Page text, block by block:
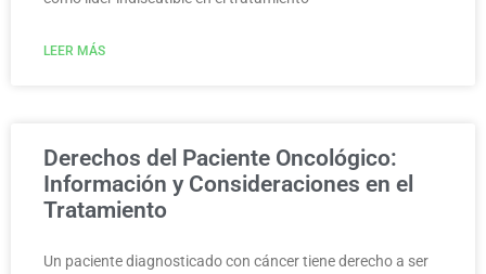
LEER MÁS
Derechos del Paciente Oncológico:
Información y Consideraciones en el
Tratamiento
Un paciente diagnosticado con cáncer tiene derecho a ser